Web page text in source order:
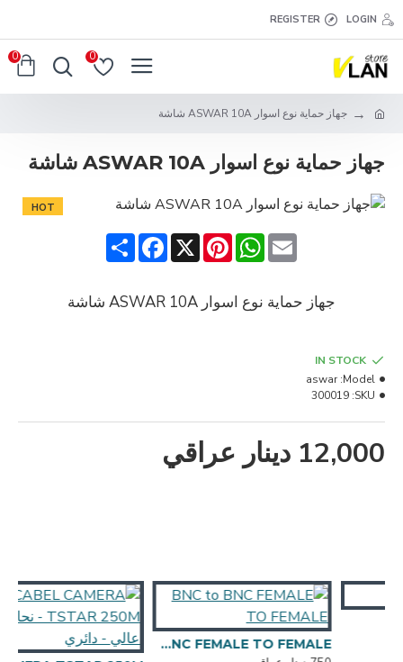
LOGIN
REGISTER
0
0
جهاز حماية نوع اسوار ASWAR 10A شاشة
جهاز حماية نوع اسوار ASWAR 10A شاشة
HOT
Share
Facebook X
Pinterest
WhatsAppEmail
جهاز حماية نوع اسوار ASWAR 10A شاشة
12,000 دينار عراقي
IN STOCK
Model:
aswar
SKU:
300019
BNC to BNC FEMALE TO FEMALE